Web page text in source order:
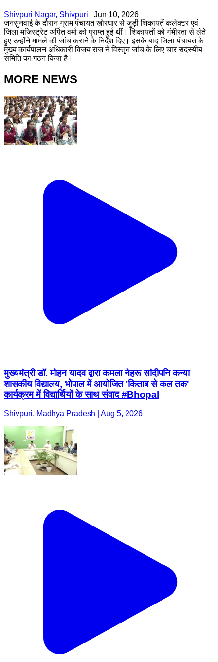
Shivpuri Nagar, Shivpuri
Jun 10, 2026
जनसुनवाई के दौरान ग्राम पंचायत खोरघार से जुड़ी शिकायतें कलेक्टर एवं
जिला मजिस्ट्रेट अर्पित वर्मा को प्राप्त हुई थीं। शिकायतों को गंभीरता से लेते
हुए उन्होंने मामले की जांच कराने के निर्देश दिए। इसके बाद जिला पंचायत के
मुख्य कार्यपालन अधिकारी विजय राज ने विस्तृत जांच के लिए चार सदस्यीय
समिति का गठन किया है।
MORE NEWS
मुख्यमंत्री डॉ. मोहन यादव द्वारा कमला नेहरू सांदीपनि कन्या
शासकीय विद्यालय, भोपाल में आयोजित 'किताब से कल तक'
कार्यक्रम में विद्यार्थियों के साथ संवाद #Bhopal
Shivpuri, Madhya Pradesh | Aug 5, 2026